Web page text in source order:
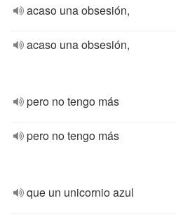
acaso una obsesión,
acaso una obsesión,
pero no tengo más
pero no tengo más
que un unicornio azul